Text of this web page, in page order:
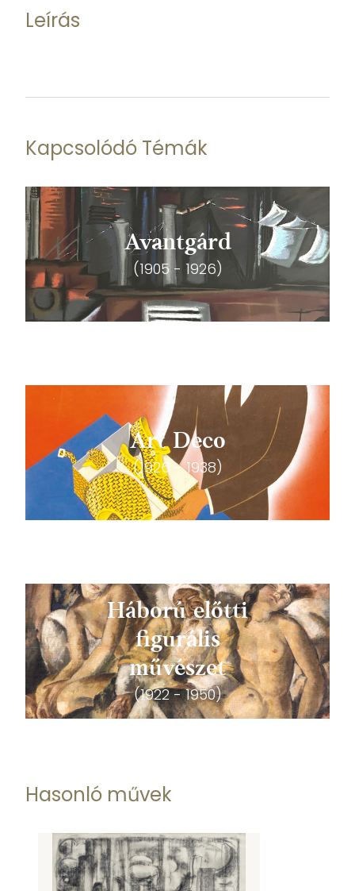
Leírás
Kapcsolódó Témák
Avantgárd
(1905 - 1926)
Art Deco
(1926 - 1938)
Háború előtti
figurális
művészet
(1922 - 1950)
Hasonló művek